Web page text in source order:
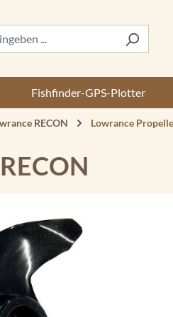
Fishfinder-GPS-Plotter
RECON Lowrance